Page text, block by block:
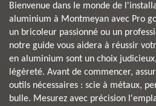
Bienvenue dans le monde de
aluminium à Montmeyan avec Pro
un bricoleur passionné ou un
notre guide vous aidera à réussir
en aluminium sont un choix
légèreté. Avant de commencer,
outils nécessaires : scie à métaux,
bulle. Mesurez avec précision